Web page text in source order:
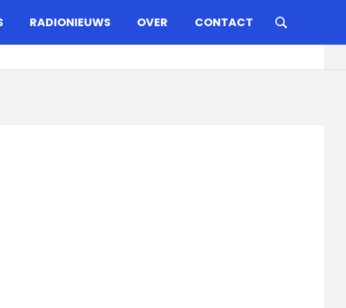
RADIONIEUWS OVER CONTACT